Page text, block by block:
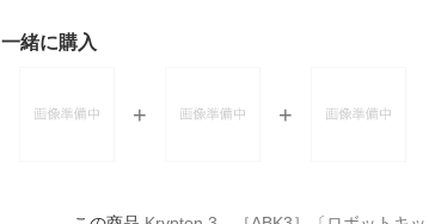
一緒に購入